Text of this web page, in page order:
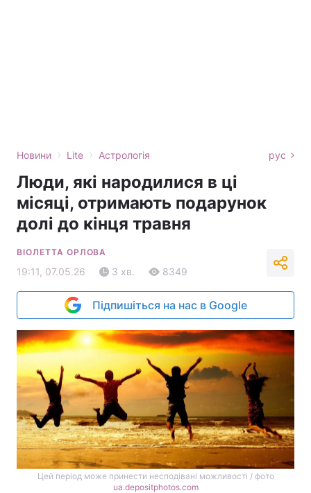
Новини › Lite › Астрологія рус
Люди, які народилися в ці
місяці, отримають подарунок
долі до кінця травня
ВІОЛЕТТА ОРЛОВА
19:11, 07.05.26 3 хв. 8349
Підпишіться на нас в Google
Цей період може принести несподівані можливості / фото
ua.depositphotos.com